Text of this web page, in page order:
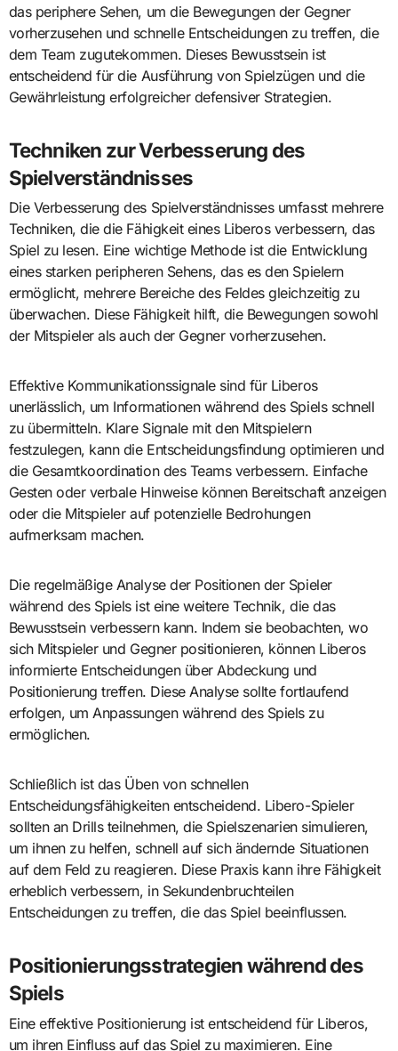
das periphere Sehen, um die Bewegungen der Gegner
vorherzusehen und schnelle Entscheidungen zu treffen, die
dem Team zugutekommen. Dieses Bewusstsein ist
entscheidend für die Ausführung von Spielzügen und die
Gewährleistung erfolgreicher defensiver Strategien.
Techniken zur Verbesserung des
Spielverständnisses
Die Verbesserung des Spielverständnisses umfasst mehrere
Techniken, die die Fähigkeit eines Liberos verbessern, das
Spiel zu lesen. Eine wichtige Methode ist die Entwicklung
eines starken peripheren Sehens, das es den Spielern
ermöglicht, mehrere Bereiche des Feldes gleichzeitig zu
überwachen. Diese Fähigkeit hilft, die Bewegungen sowohl
der Mitspieler als auch der Gegner vorherzusehen.
Effektive Kommunikationssignale sind für Liberos
unerlässlich, um Informationen während des Spiels schnell
zu übermitteln. Klare Signale mit den Mitspielern
festzulegen, kann die Entscheidungsfindung optimieren und
die Gesamtkoordination des Teams verbessern. Einfache
Gesten oder verbale Hinweise können Bereitschaft anzeigen
oder die Mitspieler auf potenzielle Bedrohungen
aufmerksam machen.
Die regelmäßige Analyse der Positionen der Spieler
während des Spiels ist eine weitere Technik, die das
Bewusstsein verbessern kann. Indem sie beobachten, wo
sich Mitspieler und Gegner positionieren, können Liberos
informierte Entscheidungen über Abdeckung und
Positionierung treffen. Diese Analyse sollte fortlaufend
erfolgen, um Anpassungen während des Spiels zu
ermöglichen.
Schließlich ist das Üben von schnellen
Entscheidungsfähigkeiten entscheidend. Libero-Spieler
sollten an Drills teilnehmen, die Spielszenarien simulieren,
um ihnen zu helfen, schnell auf sich ändernde Situationen
auf dem Feld zu reagieren. Diese Praxis kann ihre Fähigkeit
erheblich verbessern, in Sekundenbruchteilen
Entscheidungen zu treffen, die das Spiel beeinflussen.
Positionierungsstrategien während des
Spiels
Eine effektive Positionierung ist entscheidend für Liberos,
um ihren Einfluss auf das Spiel zu maximieren. Eine